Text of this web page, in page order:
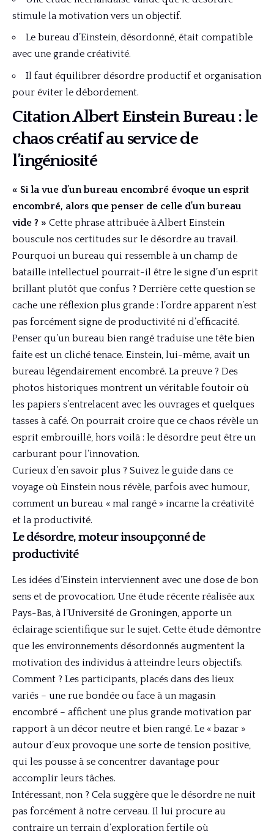
stimule la motivation vers un objectif.
Le bureau d’Einstein, désordonné, était compatible
avec une grande créativité.
Il faut équilibrer désordre productif et organisation
pour éviter le débordement.
Citation Albert Einstein Bureau : le
chaos créatif au service de
l’ingéniosité
« Si la vue d’un bureau encombré évoque un esprit
encombré, alors que penser de celle d’un bureau
vide ? » Cette phrase attribuée à Albert Einstein
bouscule nos certitudes sur le désordre au travail.
Pourquoi un bureau qui ressemble à un champ de
bataille intellectuel pourrait-il être le signe d’un esprit
brillant plutôt que confus ? Derrière cette question se
cache une réflexion plus grande : l’ordre apparent n’est
pas forcément signe de productivité ni d’efficacité.
Penser qu’un bureau bien rangé traduise une tête bien
faite est un cliché tenace. Einstein, lui-même, avait un
bureau légendairement encombré. La preuve ? Des
photos historiques montrent un véritable foutoir où
les papiers s’entrelacent avec les ouvrages et quelques
tasses à café. On pourrait croire que ce chaos révèle un
esprit embrouillé, hors voilà : le désordre peut être un
carburant pour l’innovation.
Curieux d’en savoir plus ? Suivez le guide dans ce
voyage où Einstein nous révèle, parfois avec humour,
comment un bureau « mal rangé » incarne la créativité
et la productivité.
Le désordre, moteur insoupçonné de
productivité
Les idées d’Einstein interviennent avec une dose de bon
sens et de provocation. Une étude récente réalisée aux
Pays-Bas, à l’Université de Groningen, apporte un
éclairage scientifique sur le sujet. Cette étude démontre
que les environnements désordonnés augmentent la
motivation des individus à atteindre leurs objectifs.
Comment ? Les participants, placés dans des lieux
variés – une rue bondée ou face à un magasin
encombré – affichent une plus grande motivation par
rapport à un décor neutre et bien rangé. Le « bazar »
autour d’eux provoque une sorte de tension positive,
qui les pousse à se concentrer davantage pour
accomplir leurs tâches.
Intéressant, non ? Cela suggère que le désordre ne nuit
pas forcément à notre cerveau. Il lui procure au
contraire un terrain d’exploration fertile où